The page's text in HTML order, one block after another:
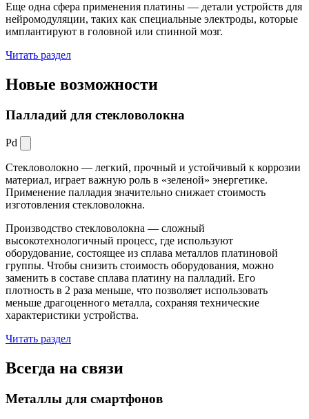
Еще одна сфера применения платины — детали устройств для
нейромодуляции, таких как специальные электроды, которые
имплантируют в головной или спинной мозг.
Читать раздел
Новые возможности
Палладий для стекловолокна
Pd
Стекловолокно — легкий, прочный и устойчивый к коррозии
материал, играет важную роль в «зеленой» энергетике.
Применение палладия значительно снижает стоимость
изготовления стекловолокна.
Производство стекловолокна — сложный
высокотехнологичный процесс, где используют
оборудование, состоящее из сплава металлов платиновой
группы. Чтобы снизить стоимость оборудования, можно
заменить в составе сплава платину на палладий. Его
плотность в 2 раза меньше, что позволяет использовать
меньше драгоценного металла, сохраняя технические
характеристики устройства.
Читать раздел
Всегда на связи
Металлы для смартфонов